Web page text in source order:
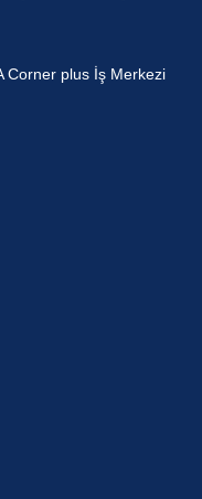
Corner plus İş Merkezi